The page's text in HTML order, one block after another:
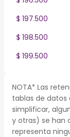
$ 197.500
$ 198.500
$ 199.500
NOTA* Las
tablas de datos
simplificar,
y otras) se han
representa